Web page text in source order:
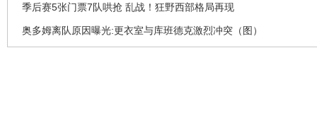
季后赛5张门票7队哄抢 乱战！狂野西部格局再现
奥多姆离队原因曝光:更衣室与库班德克激烈冲突（图）